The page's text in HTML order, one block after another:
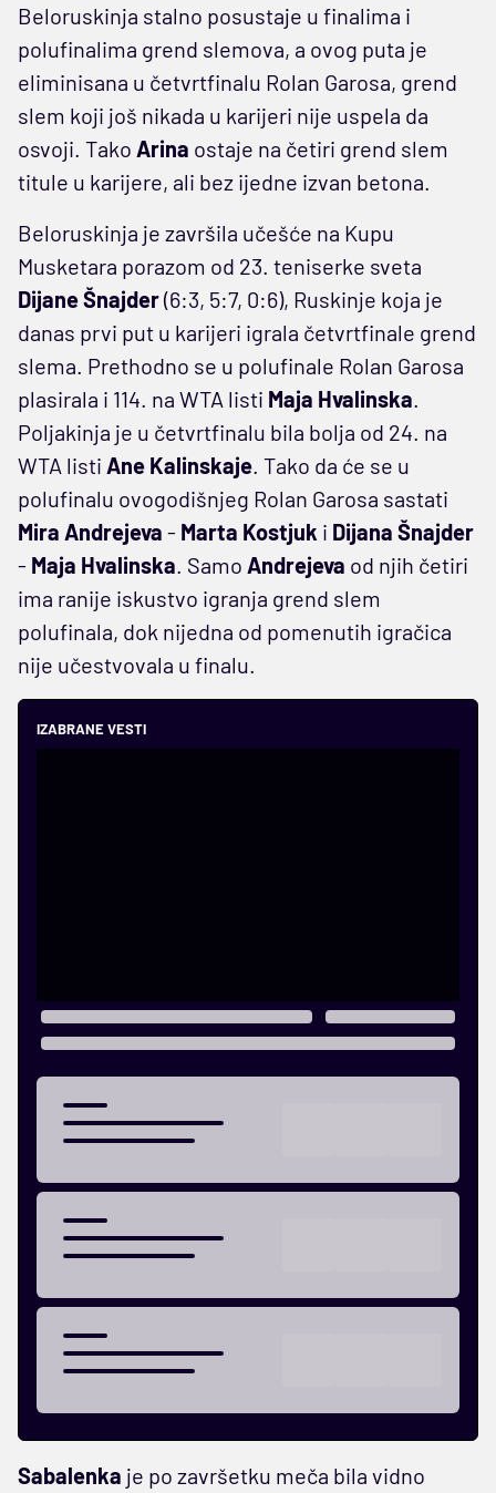
Beloruskinja stalno posustaje u finalima i
polufinalima grend slemova, a ovog puta je
eliminisana u četvrtfinalu Rolan Garosa, grend
slem koji još nikada u karijeri nije uspela da
osvoji. Tako Arina ostaje na četiri grend slem
titule u karijere, ali bez ijedne izvan betona.
Beloruskinja je završila učešće na Kupu
Musketara porazom od 23. teniserke sveta
Dijane Šnajder(6:3, 5:7, 0:6), Ruskinje koja je
danas prvi put u karijeri igrala četvrtfinale grend
slema. Prethodno se u polufinale Rolan Garosa
plasirala i 114. na WTA listi Maja Hvalinska.
Poljakinja je u četvrtfinalu bila bolja od 24. na
WTA listi Ane Kalinskaje. Tako da će se u
polufinalu ovogodišnjeg Rolan Garosa sastati
Mira Andrejeva - Marta Kostjuk i Dijana Šnajder
- Maja Hvalinska. Samo Andrejeva od njih četiri
ima ranije iskustvo igranja grend slem
polufinala, dok nijedna od pomenutih igračica
nije učestvovala u finalu.
IZABRANE VESTI
Sabalenka je po završetku meča bila vidno